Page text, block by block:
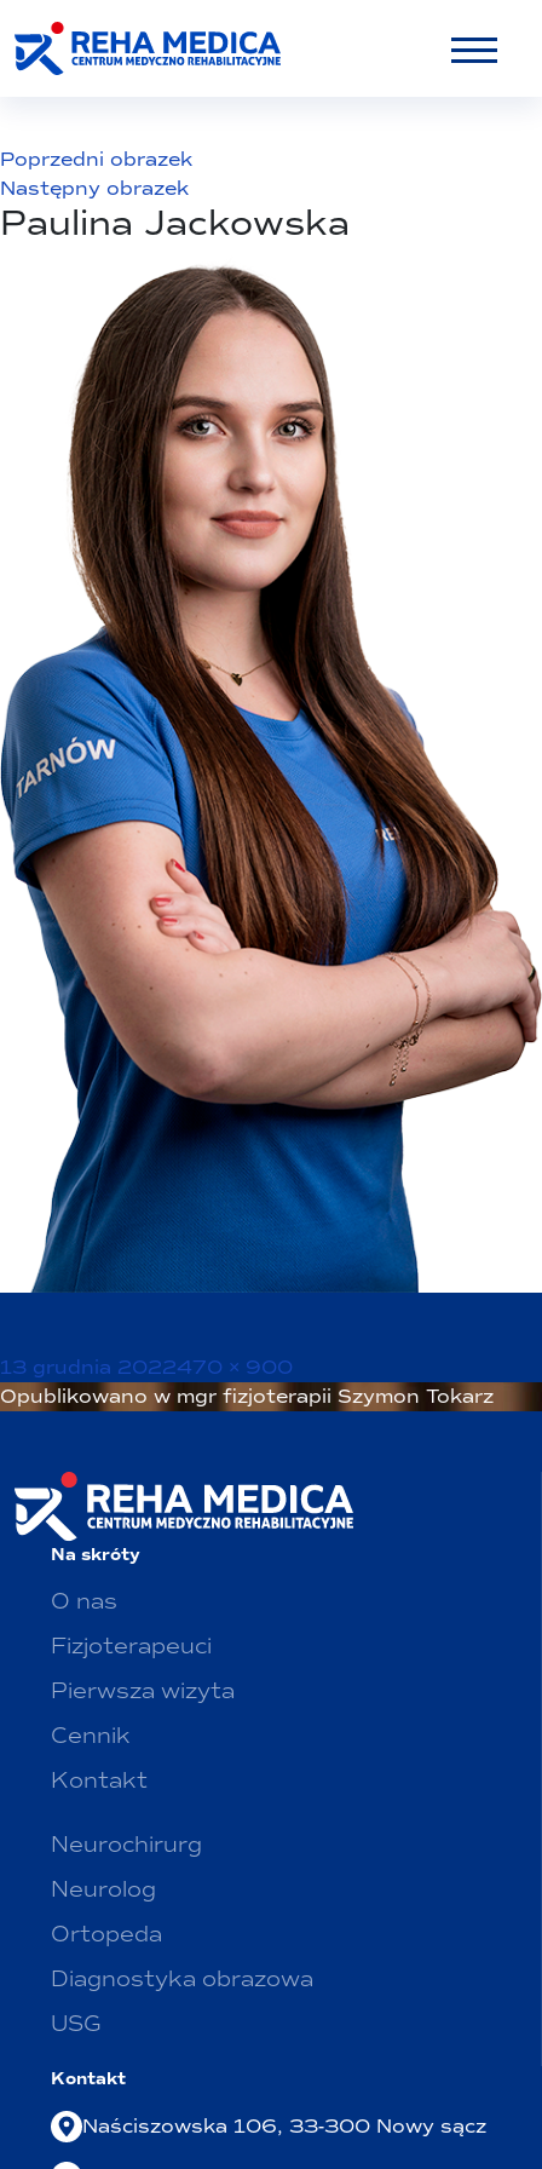
Poprzedni obrazek
Następny obrazek
Paulina Jackowska
Opublikowano
13 grudnia 2022Pełny
rozmiar
470 × 900
Nawigacja
Opublikowano w mgr fizjoterapii Szymon Tokarz
Na skróty
O nas
Fizjoterapeuci
Pierwsza wizyta
Cennik
Kontakt
Neurochirurg
Neurolog
Ortopeda
Diagnostyka obrazowa
USG
Kontakt
Naściszowska 106, 33-300 Nowy sącz